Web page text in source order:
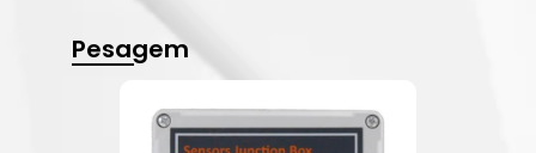
Pesagem